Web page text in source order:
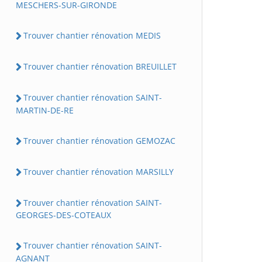
MESCHERS-SUR-GIRONDE
Trouver chantier rénovation MEDIS
Trouver chantier rénovation BREUILLET
Trouver chantier rénovation SAINT-
MARTIN-DE-RE
Trouver chantier rénovation GEMOZAC
Trouver chantier rénovation MARSILLY
Trouver chantier rénovation SAINT-
GEORGES-DES-COTEAUX
Trouver chantier rénovation SAINT-
AGNANT